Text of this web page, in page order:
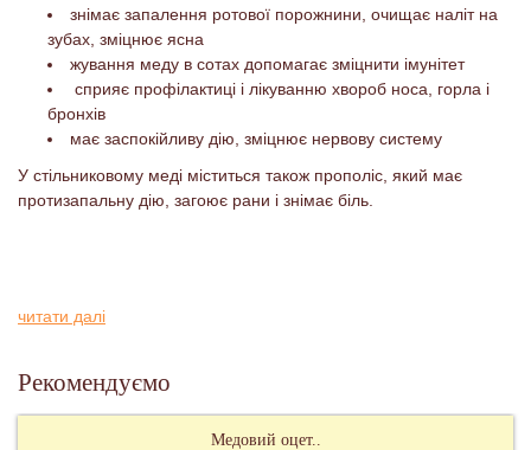
знімає запалення ротової порожнини, очищає наліт на
зубах, зміцнює ясна
жування меду в сотах допомагає зміцнити імунітет
сприяє профілактиці і лікуванню хвороб носа, горла і
бронхів
має заспокійливу дію, зміцнює нервову систему
У стільниковому меді міститься також прополіс, який має
протизапальну дію, загоює рани і знімає біль.
читати далі
Рекомендуємо
Медовий оцет..